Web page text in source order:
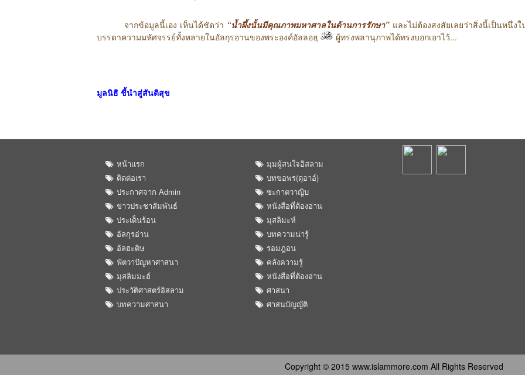
จากข้อมูลนี้เอง เห็นได้ชัดว่า “น้ำผึ้งนั้นมีคุณภาพมหาศาลในด้านการรักษา” และไม่ต้องสงสัยเลยว่าสิ่งนี้เป็นหนึ่งใ
บรรดาความมหัศจรรย์ทั้งหลายในอัลกุรอานของพระองค์อัลลอฮฺ
ผู้ทรงพลานุภาพได้ทรงบอกเอาไว้...
มูลนิธิ ชี้นำสู่สันติสุข
หน้าแรก
ติดต่อเรา
ประกาศจาก Admin
ข่าวประชาสัมพันธ์
ประเด็นร้อน
อัลกุรอ่าน
อัลฮะดิษ
ฟัตวาปัญหาศาสนา
มุสลิมมะฮ์
ประวัติศาสตร์อิสลาม
บทความศาสนา
มุมผู้สนใจอิสลาม
บทขอพร(ดุอาอ์)
ซะกาตวาญิบ
หนังสือที่ต้องอ่าน
มุสลิมะห์
บทความน่ารู้
รอมฎอน
คลังความรู้
หนังสือที่ต้องอ่าน
ศาสนา
ศาสนบัญญัติ
Copyright © 2015 www.islammore.com All Rights Reserved